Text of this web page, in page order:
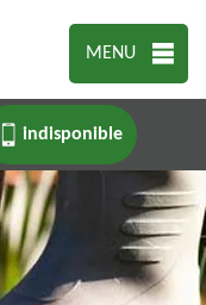
MENU
indisponible